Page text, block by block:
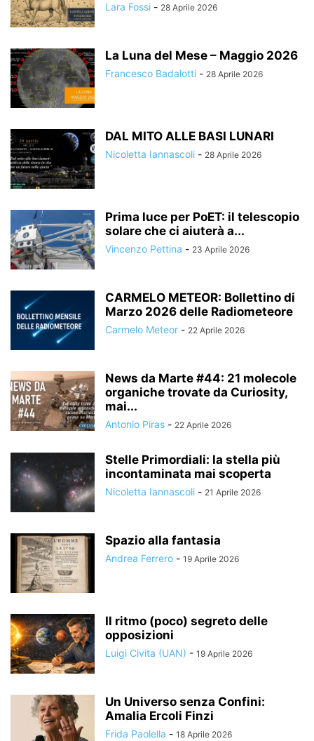
Lara Fossi - 28 Aprile 2026
La Luna del Mese – Maggio 2026
Francesco Badalotti - 28 Aprile 2026
DAL MITO ALLE BASI LUNARI
Nicoletta Iannascoli - 28 Aprile 2026
Prima luce per PoET: il telescopio
solare che ci aiuterà a...
Vincenzo Pettina - 23 Aprile 2026
CARMELO METEOR: Bollettino di
Marzo 2026 delle Radiometeore
Carmelo Meteor - 22 Aprile 2026
News da Marte #44: 21 molecole
organiche trovate da Curiosity,
mai...
Antonio Piras - 22 Aprile 2026
Stelle Primordiali: la stella più
incontaminata mai scoperta
Nicoletta Iannascoli - 21 Aprile 2026
Spazio alla fantasia
Andrea Ferrero - 19 Aprile 2026
Il ritmo (poco) segreto delle
opposizioni
Luigi Civita (UAN) - 19 Aprile 2026
Un Universo senza Confini:
Amalia Ercoli Finzi
Frida Paolella - 18 Aprile 2026